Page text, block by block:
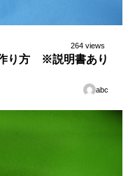
264 views
り方 ※説明書あり
abc